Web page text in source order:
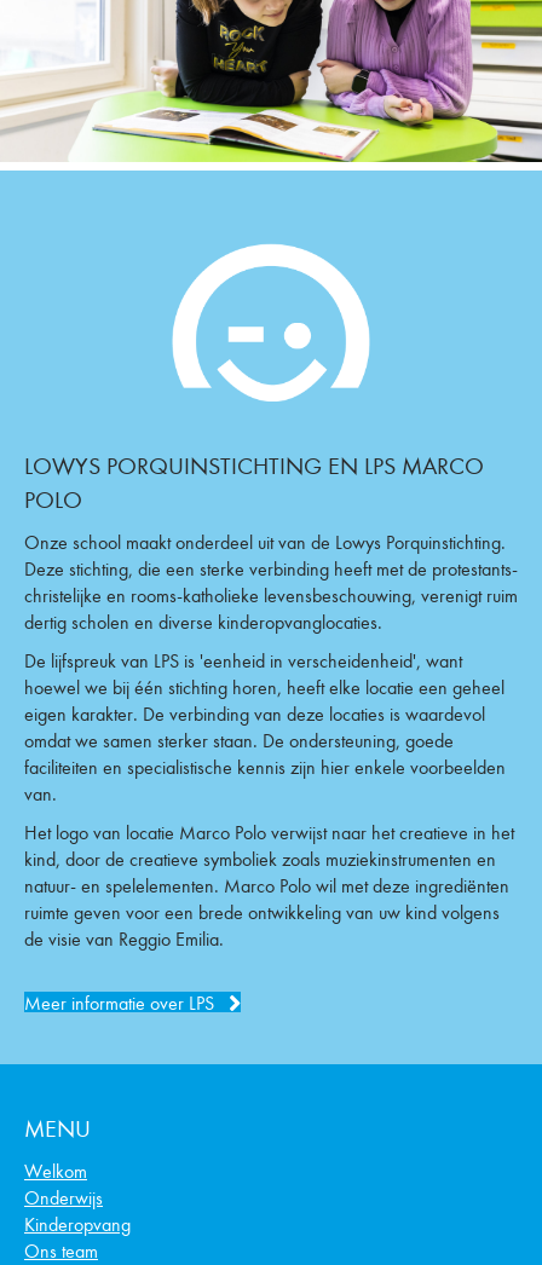
LOWYS PORQUINSTICHTING EN LPS MARCO
POLO
Onze school maakt onderdeel uit van de Lowys Porquinstichting.
Deze stichting, die een sterke verbinding heeft met de protestants-
christelijke en rooms-katholieke levensbeschouwing, verenigt ruim
dertig scholen en diverse kinderopvanglocaties.
De lijfspreuk van LPS is 'eenheid in verscheidenheid', want
hoewel we bij één stichting horen, heeft elke locatie een geheel
eigen karakter. De verbinding van deze locaties is waardevol
omdat we samen sterker staan. De ondersteuning, goede
faciliteiten en specialistische kennis zijn hier enkele voorbeelden
van.
Het logo van locatie Marco Polo verwijst naar het creatieve in het
kind, door de creatieve symboliek zoals muziekinstrumenten en
natuur- en spelelementen. Marco Polo wil met deze ingrediënten
ruimte geven voor een brede ontwikkeling van uw kind volgens
de visie van Reggio Emilia.
Meer informatie over LPS
MENU
Welkom
Onderwijs
Kinderopvang
Ons team